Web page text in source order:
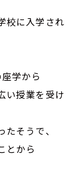
校に入学され
学から
い授業を受け
そうで、
とから